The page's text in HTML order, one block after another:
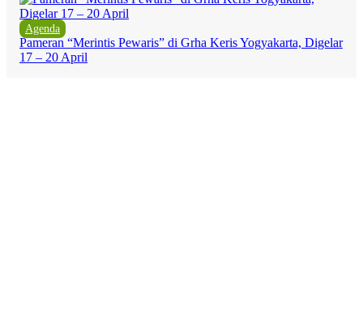
Agenda
Pameran “Merintis Pewaris” di Grha Keris Yogyakarta, Digelar
17 – 20 April